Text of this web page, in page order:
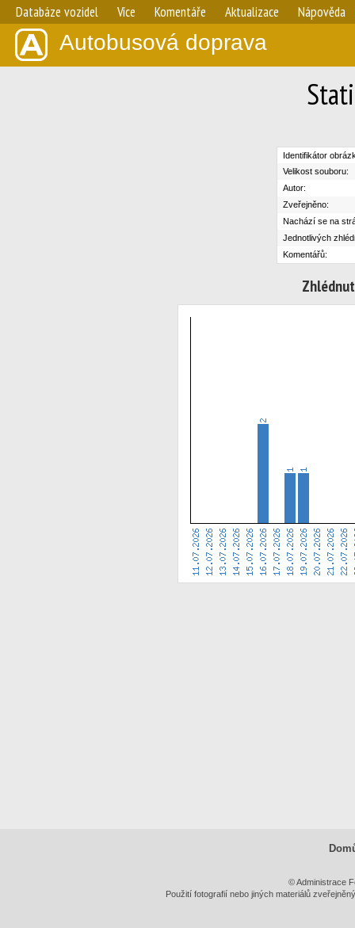
Databáze vozidel Více Komentáře Aktualizace Nápověda
Autobusová doprava
Identifikátor
Velikost souboru:
Autor:
Zveřejněno:
Nachází se na
Jednotlivých
Komentářů:
© Administrace
Použití fotografií nebo jiných materiálů